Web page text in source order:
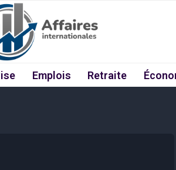
Emplois Retraite